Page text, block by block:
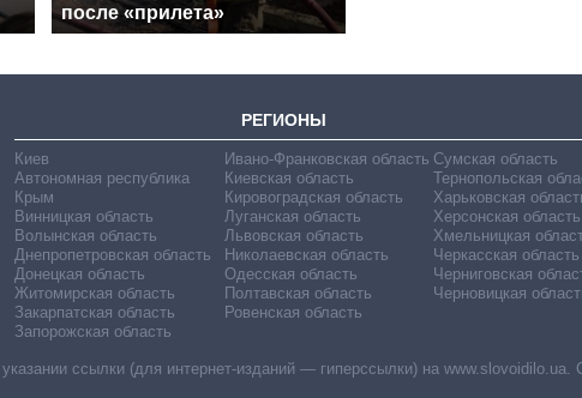
после «прилета»
РЕГИОНЫ
Киев
Автономная республика
Крым
Винницкая область
Волынская область
Днепропетровская область
Донецкая область
Житомирская область
Закарпатская область
Запорожская область
Ивано-Франковская область
Киевская область
Кировоградская область
Луганская область
Львовская область
Николаевская область
Одесская область
Полтавская область
Ровенская область
Сумская область
Тернопольская
Харьковская
Херсонская область
Хмельницкая
Черкасская область
Черниговская
Черновицкая
ссылки (для интернет-изданий — гиперссылки) на www.slovoidilo.ua.